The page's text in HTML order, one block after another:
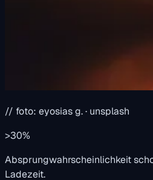
// foto: eyosias g. · unsplash
>30%
Absprungwahrscheinlichkeit
Ladezeit.